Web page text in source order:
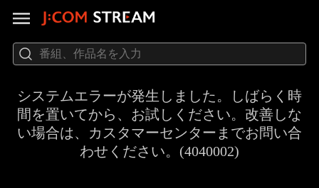
システムエラーが発生しました。しばらく時
間を置いてから、お試しください。改善しな
い場合は、カスタマーセンターまでお問い合
わせください。(4040002)